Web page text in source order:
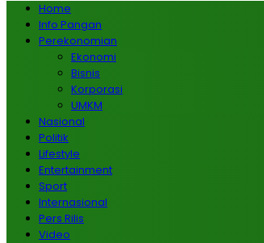
Home
Info Pangan
Perekonomian
Ekonomi
Bisnis
Korporasi
UMKM
Nasional
Politik
Lifestyle
Entertainment
Sport
Internasional
Pers Rilis
Video